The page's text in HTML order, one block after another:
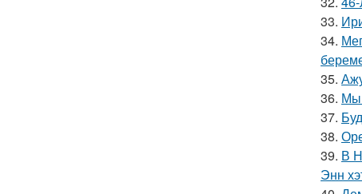
33.
34.
35.
36. Мы
37.
38.
39. В
Энн